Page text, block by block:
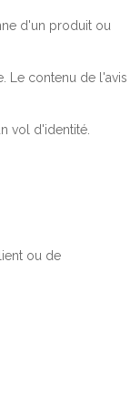
d'un produit ou
Le contenu de l'avis
vol d'identité.
ou de